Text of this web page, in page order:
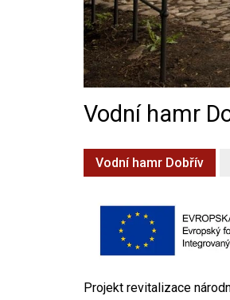
Vodní hamr
Vodní hamr Dobřív
Projekt revitalizace